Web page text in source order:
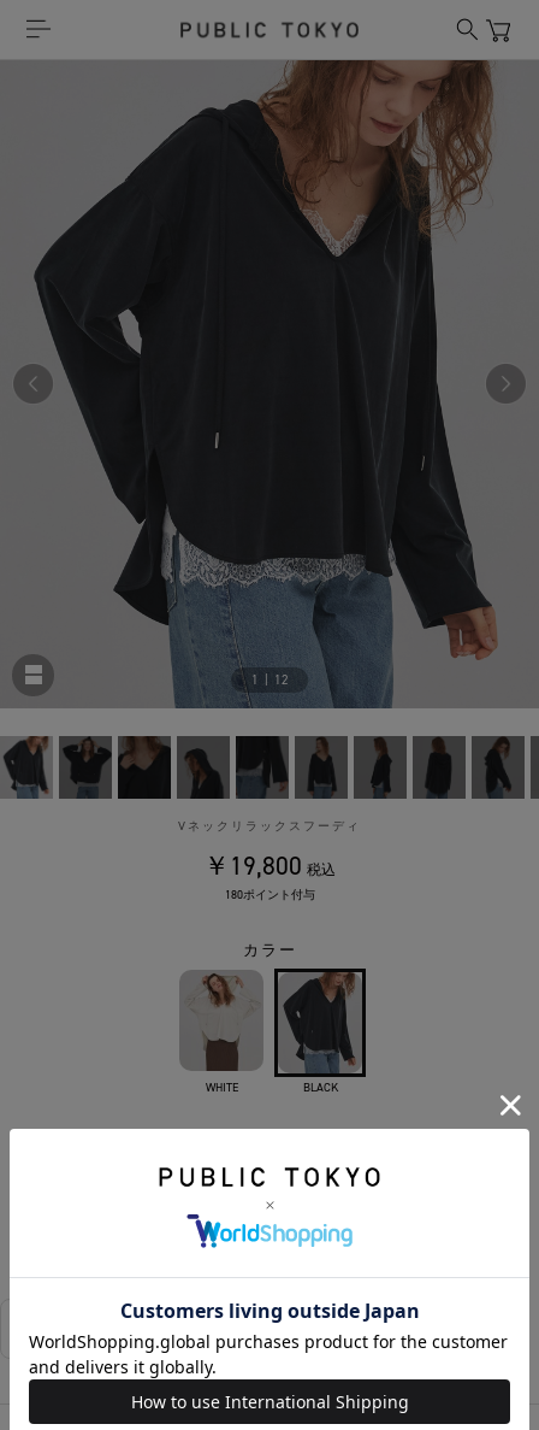
1 | 12
Vネックリラックスフーディ
￥19,800 税込
180ポイント付与
カラー
WHITE BLACK
相談する 店舗在庫